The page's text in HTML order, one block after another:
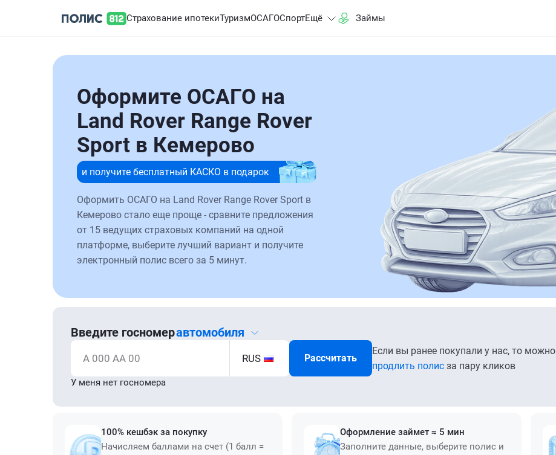
Страхование ипотекиТуризмОСАГОСпортЕщё Займы
Оформите ОСАГО на
Land Rover Range Rover
Sport в Кемерово
и получите бесплатный КАСКО в подарок
Оформить ОСАГО на Land Rover Range Rover Sport в
Кемерово стало еще проще - сравните предложения
от 15 ведущих страховых компаний на одной
платформе, выберите лучший вариант и получите
электронный полис всего за 5 минут.
Введите госномеравтомобиля
А 000 АА 00 RUS Рассчитать
Если вы ранее покупали у нас, то можно
продлить полис за пару кликов
У меня нет госномера
100% кешбэк за покупку
Начисляем баллами на счет (1 балл =
Оформление займет ≈ 5 мин
Заполните данные, выберите полис и